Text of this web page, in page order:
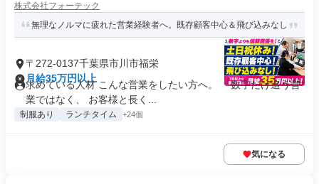
株式会社フォーテック
無理なノルマに疲れた営業経験者へ。既存顧客中心＆飛び込みなし
〒272-0137千葉県市川市福栄
月給35万円以上
求めている人材 こんな営業をしたい方へ。 『数字だけ追う営
業ではなく、 お客様と長く...
制服あり ランチタイム +24個
気になる